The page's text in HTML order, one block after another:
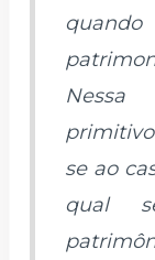
se ao
qual